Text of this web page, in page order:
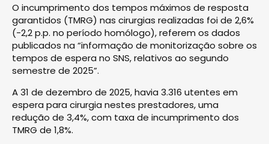
O incumprimento dos tempos máximos de resposta
garantidos (TMRG) nas cirurgias realizadas foi de 2,6%
(-2,2 p.p. no período homólogo), referem os dados
publicados na “informação de monitorização sobre os
tempos de espera no SNS, relativos ao segundo
semestre de 2025”.
A 31 de dezembro de 2025, havia 3.316 utentes em
espera para cirurgia nestes prestadores, uma
redução de 3,4%, com taxa de incumprimento dos
TMRG de 1,8%.